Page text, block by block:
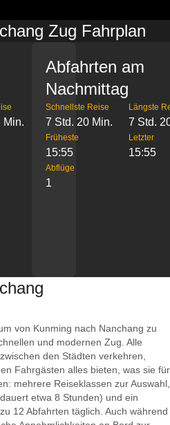
Zug Fahrplan
Min.
Abfahrten am
Nachmittag
Schnellste Reise
7 Std. 20 Min.
Längste
7 Std.
Früheste
15:55
Letzter
15:55
Abflüge
1
von Kunming nach Nanchang zu
und modernen Zug. Alle
den Städten verkehren,
Fahrgästen alles bieten, was sie für
mehrere Reiseklassen zur Auswahl,
etwa 8 Stunden) und ein
12 Abfahrten täglich. Auch während